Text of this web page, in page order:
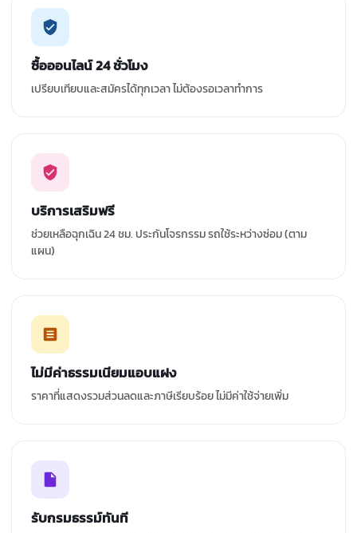
ซื้อออนไลน์ 24 ชั่วโมง
เปรียบเทียบและสมัครได้ทุกเวลา ไม่ต้องรอเวลาทำการ
บริการเสริมฟรี
ช่วยเหลือฉุกเฉิน 24 ชม. ประกันโจรกรรม รถใช้ระหว่างซ่อม (ตาม
แผน)
ไม่มีค่าธรรมเนียมแอบแฝง
ราคาที่แสดงรวมส่วนลดและภาษีเรียบร้อย ไม่มีค่าใช้จ่ายเพิ่ม
รับกรมธรรม์ทันที